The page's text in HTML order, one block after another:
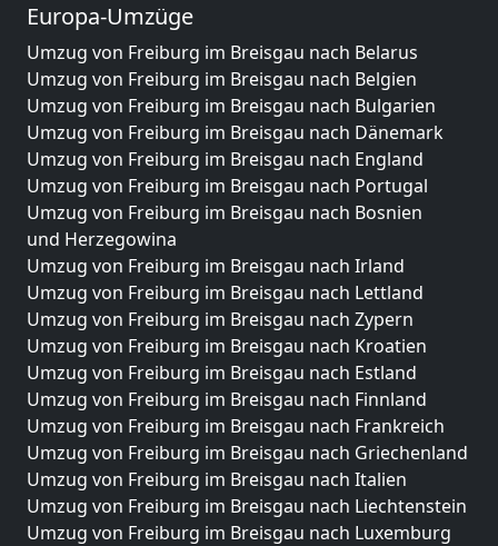
Europa-Umzüge
Umzug von Freiburg im Breisgau nach Belarus
Umzug von Freiburg im Breisgau nach Belgien
Umzug von Freiburg im Breisgau nach Bulgarien
Umzug von Freiburg im Breisgau nach Dänemark
Umzug von Freiburg im Breisgau nach England
Umzug von Freiburg im Breisgau nach Portugal
Umzug von Freiburg im Breisgau nach Bosnien
und Herzegowina
Umzug von Freiburg im Breisgau nach Irland
Umzug von Freiburg im Breisgau nach Lettland
Umzug von Freiburg im Breisgau nach Zypern
Umzug von Freiburg im Breisgau nach Kroatien
Umzug von Freiburg im Breisgau nach Estland
Umzug von Freiburg im Breisgau nach Finnland
Umzug von Freiburg im Breisgau nach Frankreich
Umzug von Freiburg im Breisgau nach Griechenland
Umzug von Freiburg im Breisgau nach Italien
Umzug von Freiburg im Breisgau nach Liechtenstein
Umzug von Freiburg im Breisgau nach Luxemburg